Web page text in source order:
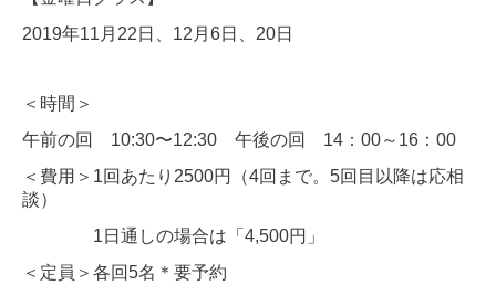
2019年11月22日、12月6日、20日
＜時間＞
午前の回 10:30〜12:30 午後の回 14：00～16：00
＜費用＞1回あたり2500円（4回まで。5回目以降は応相
談）
1日通しの場合は「4,500円」
＜定員＞各回5名＊要予約